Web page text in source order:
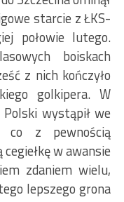
starcie z ŁKS-
połowie lutego.
boiskach
z nich kończyło
golkipera. W
wystąpił we
co z pewnością
w awansie
zdaniem wielu,
lepszego grona